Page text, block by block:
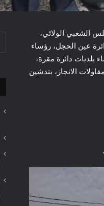
2023، بحضور السيد رئيس المجلس الشعبي الولائي،
عين الحجل، رؤساء
بلديات دائرة مقرة،
الانجاز، بتدشين